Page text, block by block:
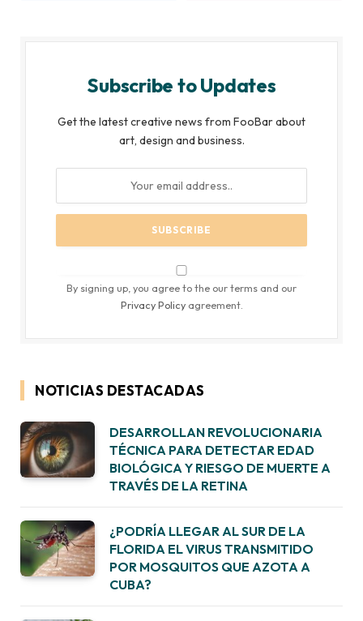
Subscribe to Updates
Get the latest creative news from FooBar about
art, design and business.
By signing up, you agree to the our terms and our
Privacy Policyagreement.
NOTICIAS DESTACADAS
DESARROLLAN REVOLUCIONARIA
TÉCNICA PARA DETECTAR EDAD
BIOLÓGICA Y RIESGO DE MUERTE A
TRAVÉS DE LA RETINA
¿PODRÍA LLEGAR AL SUR DE LA
FLORIDA EL VIRUS TRANSMITIDO
POR MOSQUITOS QUE AZOTA A
CUBA?